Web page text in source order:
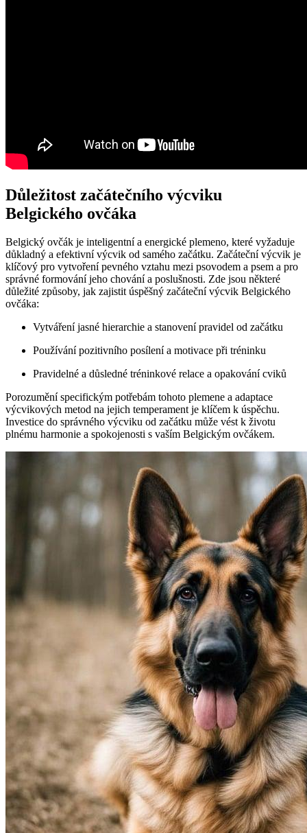
Důležitost začátečního výcviku
Belgického ovčáka
Belgický ovčák je inteligentní a energické plemeno, které vyžaduje
důkladný a efektivní výcvik od samého začátku. Začáteční výcvik je
klíčový pro vytvoření pevného vztahu mezi psovodem a psem a pro
správné formování jeho chování a poslušnosti. Zde jsou některé
důležité způsoby, jak zajistit úspěšný začáteční výcvik Belgického
ovčáka:
Vytváření jasné hierarchie a stanovení pravidel od začátku
Používání pozitivního posílení a motivace při tréninku
Pravidelné a důsledné tréninkové relace a opakování cviků
Porozumění specifickým potřebám tohoto plemene a adaptace
výcvikových metod na jejich temperament je klíčem k úspěchu.
Investice do správného výcviku od začátku může vést k životu
plnému harmonie a spokojenosti s vaším Belgickým ovčákem.